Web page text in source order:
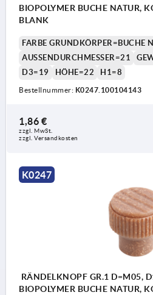
BIOPOLYMER BUCHE NATUR,
BLANK
FARBE GRUNDKÖRPER=BUCHE
AUSSENDURCHMESSER=21
D3=19
HÖHE=22 H1=8
Bestellnummer: K0247.100104143
1,86 €
zzgl. MwSt.
zzgl. Versandkosten
K0247
RÄNDELKNOPF GR.1 D=M05,
BIOPOLYMER BUCHE NATUR,